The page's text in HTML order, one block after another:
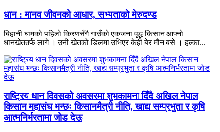
धान : मानव जीवनको आधार, सभ्यताको मेरुदण्ड
बिहानी घामको पहिलो किरणसँगै गाउँको एकजना वृद्ध किसान आफ्नो
धानखेततर्फ लागे । उनी खेतको डिलमा उभिएर केही बेर मौन बसे । हल्का...
राष्ट्रिय धान दिवसको अवसरमा शुभकामना दिँदै अखिल नेपाल
किसान महासंघ भन्छः किसानमैत्री नीति, खाद्य सम्प्रभुता र कृषि
आत्मनिर्भरतामा जोड देऊ